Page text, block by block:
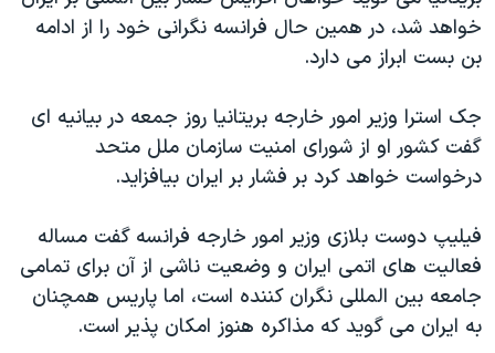
اصلی
جهش
به
جستجو
ورزشی
گزیده‌ها
ویژه برنامه‌ها
ویدیوها
فرهنگ و زندگی
حقوق شهروندی
اقتصادی
علم و فناوری
جام جهانی ۲۰۲۶
عملیات خشم حماسی
۲۵۰سالگی آمریکا
بایگانی برنامه‌های تلویزیونی
مستندها
انتخابات ریاست جمهوری آمریکا ۲۰۲۴
حمله جمهوری اسلامی به اسرائیل
رمز مهسا
فرکانس‌های صدای آمریکا
پخش رادیویی
یادگیری زبان انگلیسی
دنبال کنید
زبانهای مختلف
خواهد شد، در همين حال فرانسه نگرانی خود را از ادامه
بن بست ابراز می دارد.
جک استرا وزير امور خارجه بريتانيا روز جمعه در بيانيه ای
گفت کشور او از شورای امنيت سازمان ملل متحد
درخواست خواهد کرد بر فشار بر ايران بيافزايد.
فيليپ دوست بلازی وزير امور خارجه فرانسه گفت مساله
فعاليت های اتمی ايران و وضعيت ناشی از آن برای تمامی
جامعه بين المللی نگران کننده است، اما پاريس همچنان
به ايران می گويد که مذاکره هنوز امکان پذير است.